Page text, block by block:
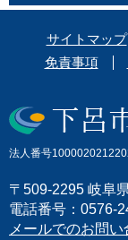
サイトマップ
免責事項
法人番号
〒509-2295 岐阜
電話番号：0576-
メールでのお問い